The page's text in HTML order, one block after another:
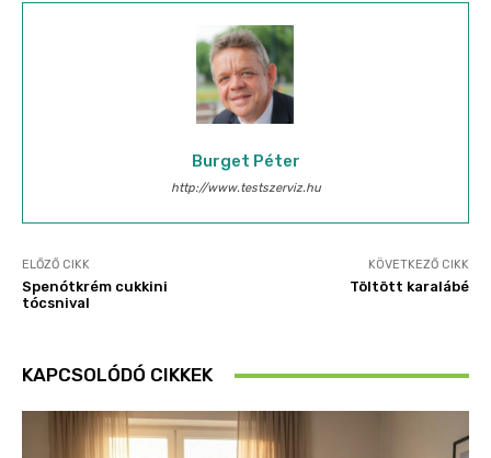
Burget Péter
http://www.testszerviz.hu
ELŐZŐ CIKK
Spenótkrém cukkini
tócsnival
KÖVETKEZŐ CIKK
Töltött karalábé
KAPCSOLÓDÓ CIKKEK